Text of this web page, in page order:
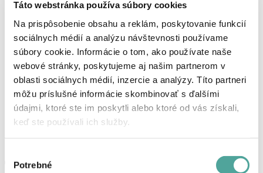
Táto webstránka používa súbory cookies
Na prispôsobenie obsahu a reklám, poskytovanie funkcií
sociálnych médií a analýzu návštevnosti používame
súbory cookie. Informácie o tom, ako používate naše
webové stránky, poskytujeme aj našim partnerom v
oblasti sociálnych médií, inzercie a analýzy. Títo partneri
môžu príslušné informácie skombinovať s ďalšími
údajmi, ktoré ste im poskytli alebo ktoré od vás získali,
keď ste používali ich služby.
súhlasu
Potrebné